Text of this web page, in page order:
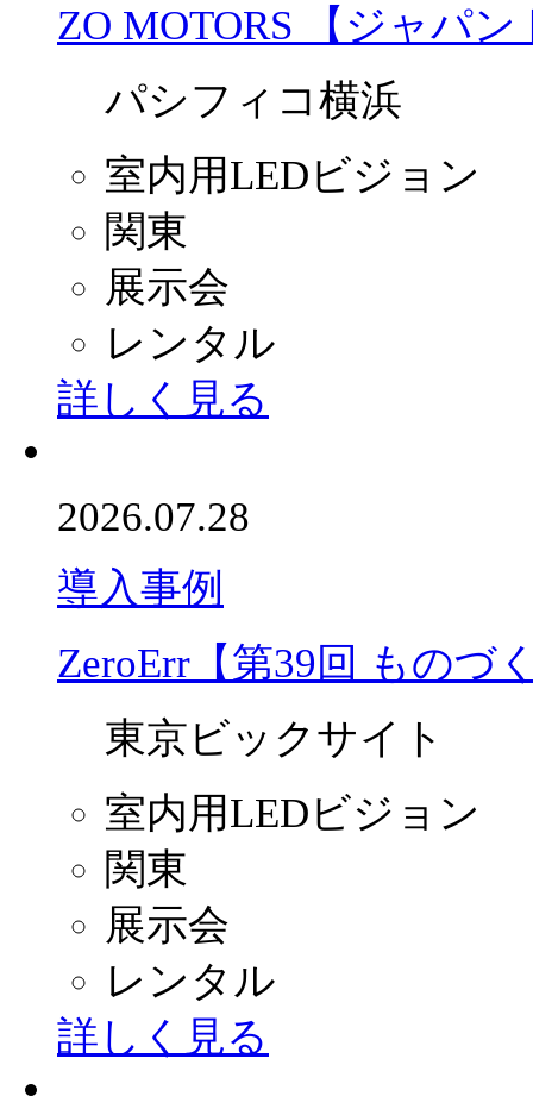
ZO MOTORS 【ジャパ
パシフィコ横浜
室内用LEDビジョン
関東
展示会
レンタル
詳しく見る
2026.07.28
導入事例
ZeroErr【第39回 ものづ
東京ビックサイト
室内用LEDビジョン
関東
展示会
レンタル
詳しく見る